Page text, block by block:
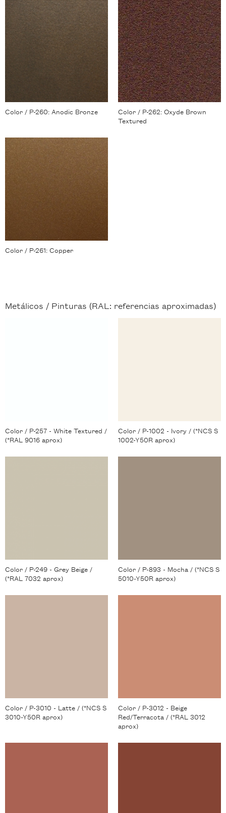
Color / P-260: Anodic Bronze
Color / P-262: Oxyde Brown
Textured
Color / P-261: Copper
Metálicos / Pinturas (RAL: referencias aproximadas)
Color / P-257 - White Textured /
(*RAL 9016 aprox)
Color / P-1002 - Ivory / (*NCS S
1002-Y50R aprox)
Color / P-249 - Grey Beige /
(*RAL 7032 aprox)
Color / P-893 - Mocha / (*NCS S
5010-Y50R aprox)
Color / P-3010 - Latte / (*NCS S
3010-Y50R aprox)
Color / P-3012 - Beige
Red/Terracota / (*RAL 3012
aprox)